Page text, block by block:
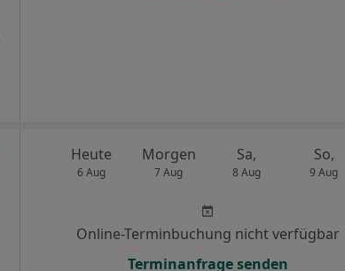
Heute
6 Aug
Morgen
7 Aug
Sa,
8 Aug
So,
9 Aug
Online-Terminbuchung nicht verfügbar
Terminanfrage senden